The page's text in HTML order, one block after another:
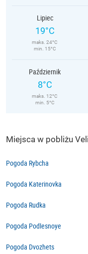
Lipiec
19°C
maks. 24°C
min. 15°C
Październik
8°C
maks. 12°C
min. 5°C
Miejsca w pobliżu
Pogoda Rybcha
Pogoda Katerinovka
Pogoda Rudka
Pogoda Podlesnoye
Pogoda Dvozhets